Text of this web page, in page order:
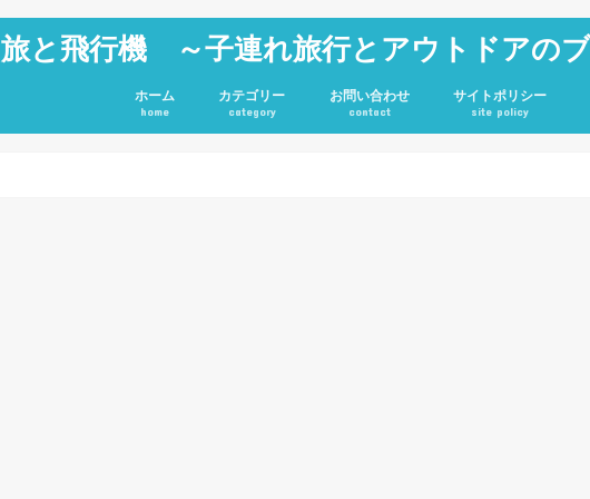
旅と飛行機 ～子連れ旅行とアウトドアの
ホーム
home
カテゴリー
category
お問い合わせ
contact
サイトポリシー
site policy